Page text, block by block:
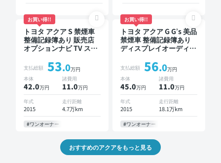
お買い得!!
トヨタ アクア S 禁煙車
整備記録簿あり 販売店
オプションナビ TV スマ
ー ドライブレコーダー
衝突軽減
支払総額 53.0万円
本体
42.0万円
諸費用
11.0万円
年式
2015
走行距離
4.7万km
#ワンオーナー
お買い得!!
トヨタ アクア G G’s 美品
禁煙車 整備記録簿あり
ディスプレイオーディオ
席モニター オートクル
ーズ スマートキー ETC
バックモニター フルエ
アロ
支払総額 56.0万円
本体
45.0万円
諸費用
11.0万円
年式
2015
走行距離
18.1万km
#ワンオーナー
おすすめのアクアをもっと見る